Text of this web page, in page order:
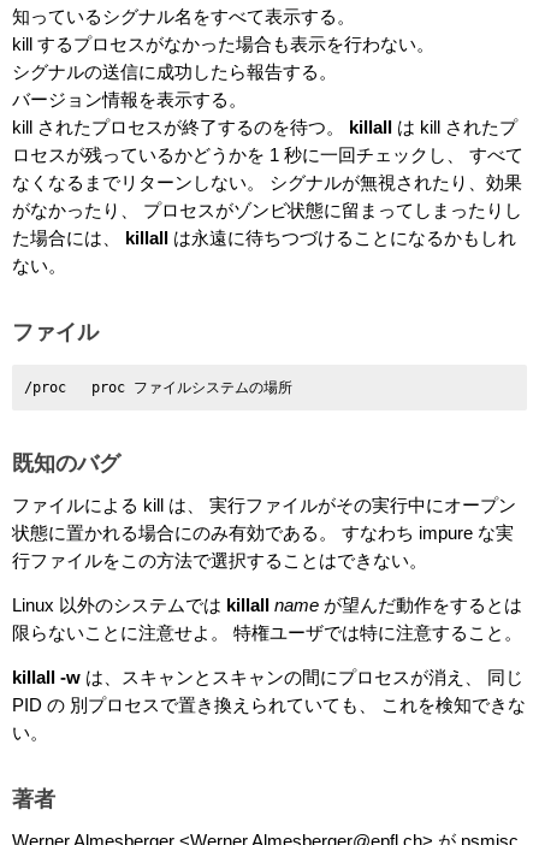
知っているシグナル名をすべて表示する。
kill するプロセスがなかった場合も表示を行わない。
シグナルの送信に成功したら報告する。
バージョン情報を表示する。
kill されたプロセスが終了するのを待つ。 killall は kill されたプ
ロセスが残っているかどうかを 1 秒に一回チェックし、 すべて
なくなるまでリターンしない。 シグナルが無視されたり、効果
がなかったり、 プロセスがゾンビ状態に留まってしまったりし
た場合には、 killall は永遠に待ちつづけることになるかもしれ
ない。
ファイル
既知のバグ
ファイルによる kill は、 実行ファイルがその実行中にオープン
状態に置かれる場合にのみ有効である。 すなわち impure な実
行ファイルをこの方法で選択することはできない。
Linux 以外のシステムでは killall name が望んだ動作をするとは
限らないことに注意せよ。 特権ユーザでは特に注意すること。
killall -w は、スキャンとスキャンの間にプロセスが消え、 同じ
PID の 別プロセスで置き換えられていても、 これを検知できな
い。
著者
Werner Almesberger <Werner.Almesberger@epfl.ch> が psmisc